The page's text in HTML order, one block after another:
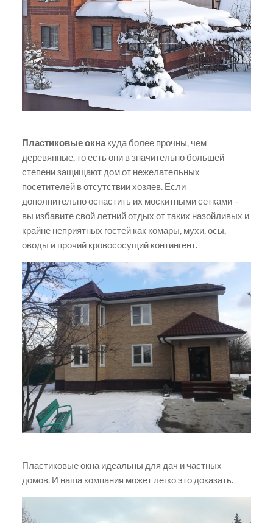
Пластиковые окна куда более прочны, чем
деревянные, то есть они в значительно большей
степени защищают дом от нежелательных
посетителей в отсутствии хозяев. Если
дополнительно оснастить их москитными сетками –
вы избавите свой летний отдых от таких назойливых и
крайне неприятных гостей как комары, мухи, осы,
оводы и прочий кровососущий контингент.
Пластиковые окна идеальны для дач и частных
домов. И наша компания может легко это доказать.